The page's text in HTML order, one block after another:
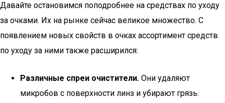
Давайте остановимся поподробнее на средствах по уходу
за очками. Их на рынке сейчас великое множество. С
появлением новых свойств в очках ассортимент средств
по уходу за ними также расширился:
Различные спреи очистители. Они удаляют
микробов с поверхности линз и убирают грязь.